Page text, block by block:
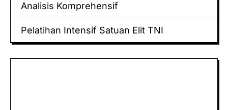
Analisis Komprehensif
Pelatihan Intensif Satuan Elit TNI